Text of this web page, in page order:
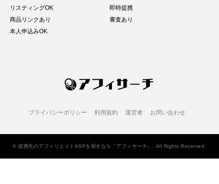
リスティングOK
即時提携
商品リンクあり
審査あり
本人申込みOK
プライバシーポリシー 利用規約 運営者 お問い合わせ
©提携先のアフィリエイトASPを探すなら「アフィサーチ」 . All Rights Reserved.